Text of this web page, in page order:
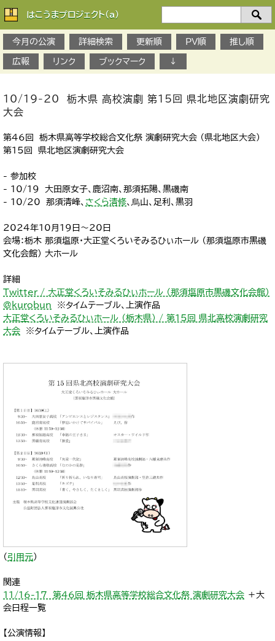
はこうまプロジェクト(a)
今月の公演
詳細検索 更新順 PV順 推し順
広報 リンク ブックマーク ↓
10/19-20 栃木県 高校演劇 第15回 県北地区演劇研究
大会
第46回 栃木県高等学校総合文化祭 演劇研究大会 （県北地区大会）
第15回 県北地区演劇研究大会
- 参加校
- 10/19 大田原女子、鹿沼南、那須拓陽、黒磯南
- 10/20 那須清峰、 さくら清修、烏山、足利、黒羽
2024年10月19日～20日
会場：栃木 那須塩原・大正堂くろいそみるひぃホール （那須塩原市黒磯
文化会館） 大ホール
詳細
Twitter / 大正堂くろいそみるひぃホール （那須塩原市黒磯文化会館）
@kurobun ※タイムテーブル、上演作品
大正堂くろいそみるひぃホール （栃木県） / 第15回 県北高校演劇研究
大会 ※タイムテーブル、上演作品
（ 引用元）
関連
１1/16-17 第46回 栃木県高等学校総合文化祭 演劇研究大会 ＋大
会日程一覧
【公演情報】